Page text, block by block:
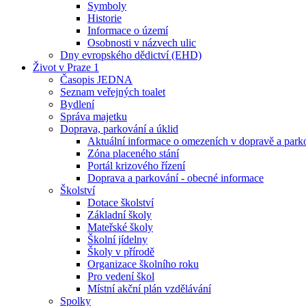
Symboly
Historie
Informace o území
Osobnosti v názvech ulic
Dny evropského dědictví (EHD)
Život v Praze 1
Časopis JEDNA
Seznam veřejných toalet
Bydlení
Správa majetku
Doprava, parkování a úklid
Aktuální informace o omezeních v dopravě a
Zóna placeného stání
Portál krizového řízení
Doprava a parkování - obecné informace
Školství
Dotace školství
Základní školy
Mateřské školy
Školní jídelny
Školy v přírodě
Organizace školního roku
Pro vedení škol
Místní akční plán vzdělávání
Spolky